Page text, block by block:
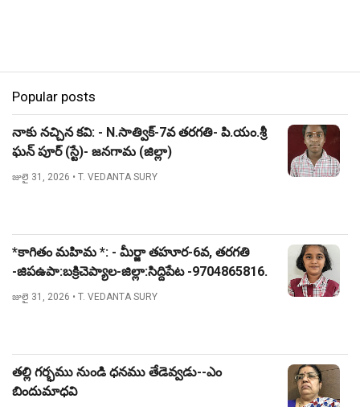
Popular posts
నాకు నచ్చిన కవి: - N.సాత్విక్-7వ తరగతి- పి.యం.శ్రీ
ఘన్ పూర్ (స్టే)- జనగామ (జిల్లా)
జులై 31, 2026 • T. VEDANTA SURY
*కాగితం మహిమ *: - మీర్జా తహూర-6వ, తరగతి
-జిపఉపా:బక్రిచెప్యాల-జిల్లా:సిద్దిపేట -9704865816.
జులై 31, 2026 • T. VEDANTA SURY
తల్లి గర్భము నుండి ధనము తేడెవ్వడు--ఎం
బిందుమాధవి